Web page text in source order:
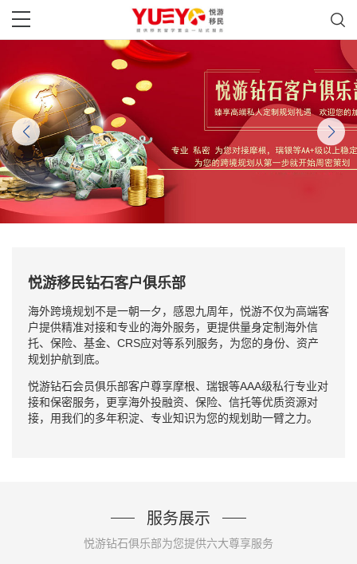
悦游移民钻石客户俱乐部
海外跨境规划不是一朝一夕，感恩九周年，悦游不仅为高端客
户提供精准对接和专业的海外服务，更提供量身定制海外信
托、保险、基金、CRS应对等系列服务，为您的身份、资产
规划护航到底。
悦游钻石会员俱乐部客户尊享摩根、瑞银等AAA级私行专业对
接和保密服务，更享海外投融资、保险、信托等优质资源对
接，用我们的多年积淀、专业知识为您的规划助一臂之力。
服务展示
悦游钻石俱乐部为您提供六大尊享服务